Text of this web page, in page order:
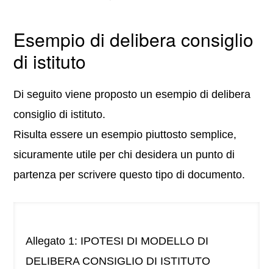
Esempio di delibera consiglio
di istituto
Di seguito viene proposto un esempio di delibera
consiglio di istituto.
Risulta essere un esempio piuttosto semplice,
sicuramente utile per chi desidera un punto di
partenza per scrivere questo tipo di documento.
Allegato 1: IPOTESI DI MODELLO DI
DELIBERA CONSIGLIO DI ISTITUTO